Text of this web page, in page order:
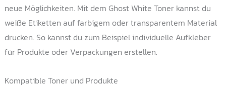
neue Möglichkeiten. Mit dem Ghost White Toner kannst du
weiße Etiketten auf farbigem oder transparentem Material
drucken. So kannst du zum Beispiel individuelle Aufkleber
für Produkte oder Verpackungen erstellen.
Kompatible Toner und Produkte